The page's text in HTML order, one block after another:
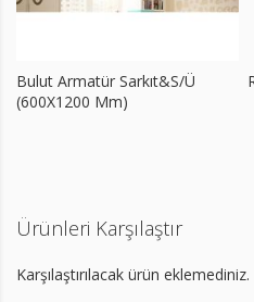
Bulut Armatür Sarkıt&S/Ü
(600X1200 Mm)
Ürünleri Karşılaştır
Karşılaştırılacak ürün eklemediniz.